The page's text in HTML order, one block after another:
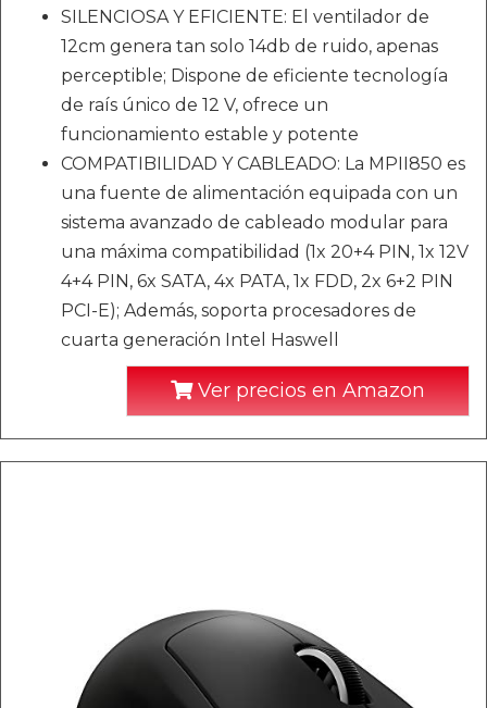
SILENCIOSA Y EFICIENTE: El ventilador de
12cm genera tan solo 14db de ruido, apenas
perceptible; Dispone de eficiente tecnología
de raís único de 12 V, ofrece un
funcionamiento estable y potente
COMPATIBILIDAD Y CABLEADO: La MPII850 es
una fuente de alimentación equipada con un
sistema avanzado de cableado modular para
una máxima compatibilidad (1x 20+4 PIN, 1x 12V
4+4 PIN, 6x SATA, 4x PATA, 1x FDD, 2x 6+2 PIN
PCI-E); Además, soporta procesadores de
cuarta generación Intel Haswell
Ver precios en Amazon